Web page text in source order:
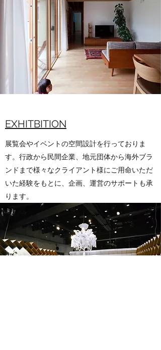
EXHITBITION
展覧会やイベントの空間設計を行っておりま
す。行政から民間企業、地元団体から海外ブラ
ンドまで様々なクライアント様にご用命いただ
いた経験をもとに、企画、運営のサポートも承
ります。